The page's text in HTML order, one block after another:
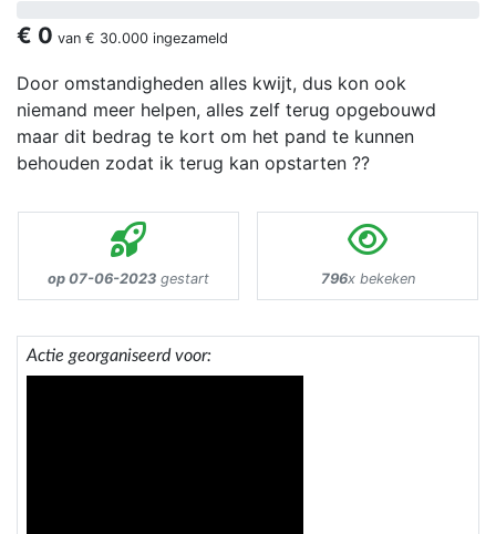
€ 0 van € 30.000 ingezameld
Door omstandigheden alles kwijt, dus kon ook
niemand meer helpen, alles zelf terug opgebouwd
maar dit bedrag te kort om het pand te kunnen
behouden zodat ik terug kan opstarten ??
op 07-06-2023 gestart 796x bekeken
Actie georganiseerd voor: